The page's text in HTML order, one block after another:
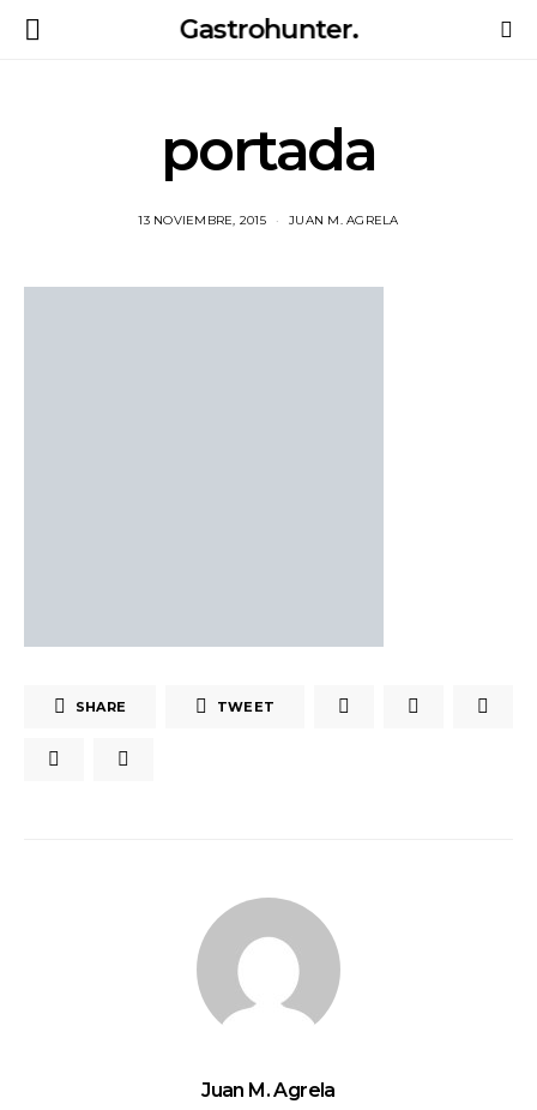
Gastrohunter.
portada
13 NOVIEMBRE, 2015 JUAN M. AGRELA
SHARE TWEET
Juan M. Agrela